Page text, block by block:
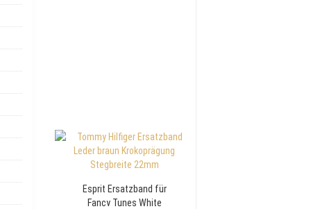
Esprit Ersatzband für
Fancy Tunes White